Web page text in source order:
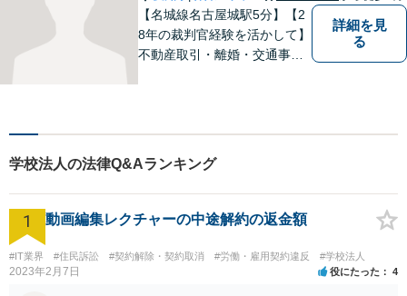
さい。
【名城線名古屋城駅5分】【2
8年の裁判官経験を活かして】
不動産取引・離婚・交通事故
ー。あらゆる方向から最適解
を導き出します。まずはご相
談を！【完全個室対応】
詳細を見
る
学校法人の法律Q&Aランキング
1 動画編集レクチャーの中途解約の返金額
#IT業界 #住民訴訟 #契約解除・契約取消 #労働・雇用契約違反 #学校法人
2023年2月7日 役にたった 4